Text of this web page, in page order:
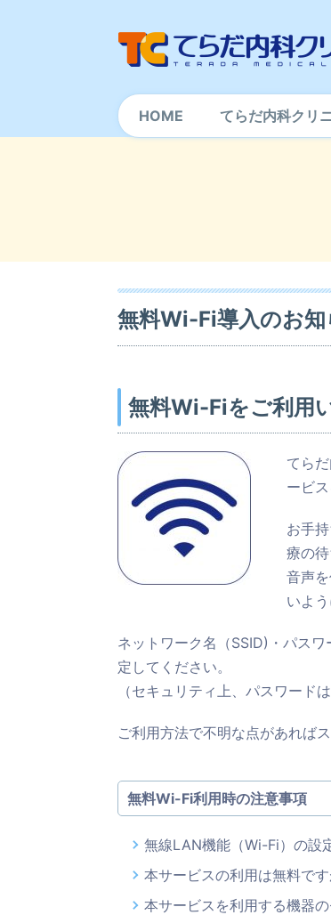
HOME てらだ内科クリ
無料Wi-Fi導入のお
無料Wi-Fiをご利用
てら
ービ
お手
療の
音声
いよ
ネットワーク名（SSID)・パス
定してください。
（セキュリティ上、パスワード
ご利用方法で不明な点があれば
無料Wi-Fi利用時の注意事項
無線LAN機能（Wi-Fi）の設
本サービスの利用は無料で
本サービスを利用する機器